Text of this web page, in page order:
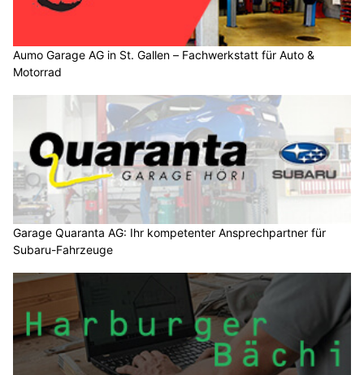
Aumo Garage AG in St. Gallen – Fachwerkstatt für Auto &
Motorrad
Garage Quaranta AG: Ihr kompetenter Ansprechpartner für
Subaru-Fahrzeuge